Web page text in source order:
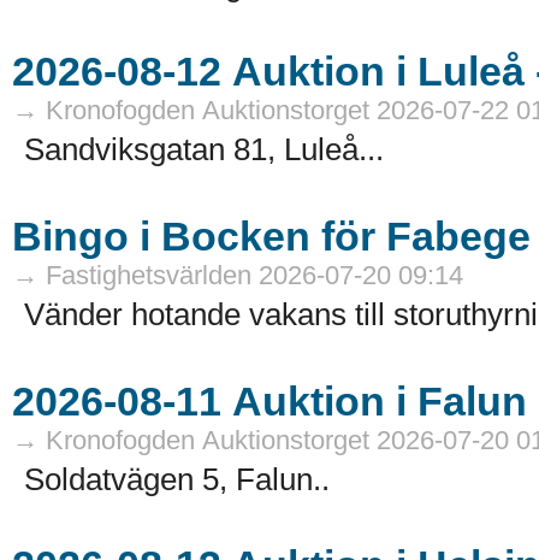
→ Kronofogden Auktionstorget 2026-07-22
Sandviksgatan 81, Luleå...
Bingo i Bocken för Fabege
→ Fastighetsvärlden 2026-07-20 09:14
Vänder hotande vakans till
→ Kronofogden Auktionstorget 2026-07-20
Soldatvägen 5, Falun..